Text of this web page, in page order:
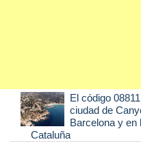
El código
ciudad de
Barcelona y en
Cataluña